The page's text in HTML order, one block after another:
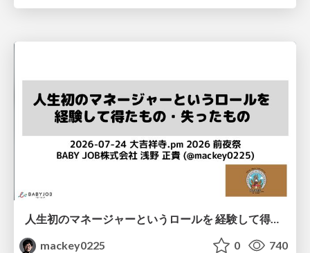
人生初のマネージャーというロールを 経験して得たもの・失ったもの / Reflections on My First Manager Role
mackey0225
0 740